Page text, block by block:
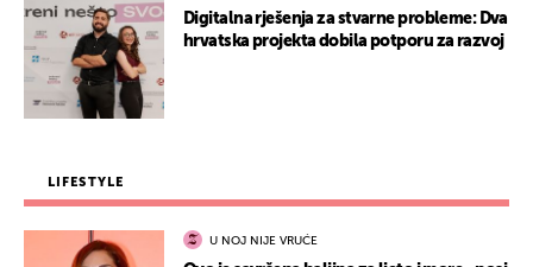
Digitalna rješenja za stvarne probleme: Dva
hrvatska projekta dobila potporu za razvoj
LIFESTYLE
U NOJ NIJE VRUĆE